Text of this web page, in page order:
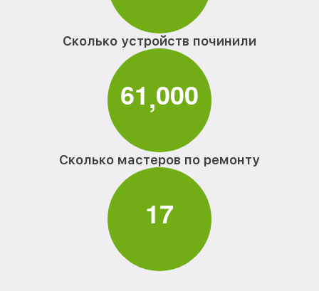
Сколько устройств починили
61,000
Сколько мастеров по ремонту
17